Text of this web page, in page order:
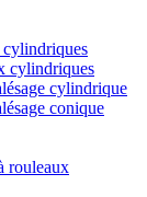
cylindriques
cylindriques
cylindrique
conique
rouleaux